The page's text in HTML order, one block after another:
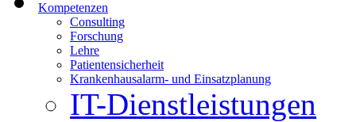
Kompetenzen
Consulting
Forschung
Lehre
Patientensicherheit
Krankenhausalarm- und Einsatzplanung
IT-Dienstleistungen